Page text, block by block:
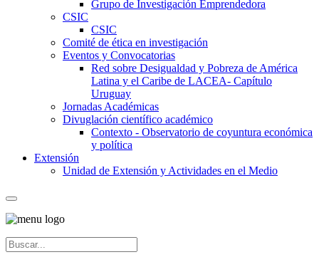
Grupo de Investigación Emprendedora
CSIC
CSIC
Comité de ética en investigación
Eventos y Convocatorias
Red sobre Desigualdad y Pobreza de América
Latina y el Caribe de LACEA- Capítulo
Uruguay
Jornadas Académicas
Divuglación científico académico
Contexto - Observatorio de coyuntura económica
y política
Extensión
Unidad de Extensión y Actividades en el Medio